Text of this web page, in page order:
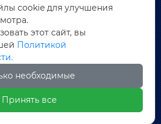
№ 26, Цяньтоу, район
провинция Гуандун
cookie для улучшения
этот сайт, вы
Политикой
необходимые
Принять все